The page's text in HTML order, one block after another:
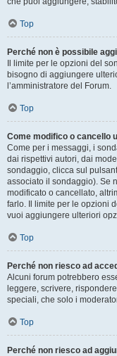
Top
Perché non è possibile
Il limite per le opzioni del
bisogno di aggiungere
l’amministratore del Forum.
Top
Come modifico o cancello
Come per i messaggi, i
dai rispettivi autori, dai
sondaggio, clicca sul
associato il sondaggio). Se
modificato o cancellato,
farlo. Il limite per le opzioni
vuoi aggiungere ulteriori
Top
Perché non riesco ad
Alcuni forum potrebbero
leggere, scrivere,
speciali, che solo i
Top
Perché non riesco ad